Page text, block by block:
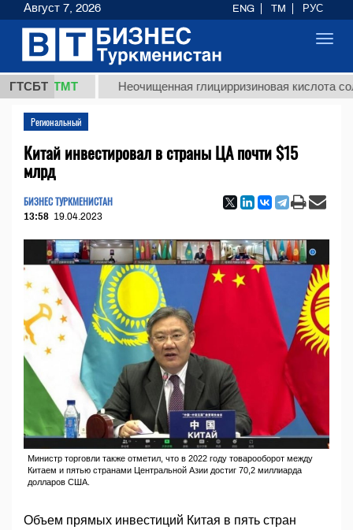
ГТСБТ
ТМТ Неочищенная глицирризиновая кислота
Региональный
Китай инвестировал в страны ЦА почти $15
млрд
БИЗНЕС ТУРКМЕНИСТАН
13:58 19.04.2023
Министр торговли также отметил, что в 2022 году товарооборот между
Китаем и пятью странами Центральной Азии достиг 70,2 миллиарда
долларов США.
Объем прямых инвестиций Китая в пять стран
Август 7, 2026 ENG TM РУС